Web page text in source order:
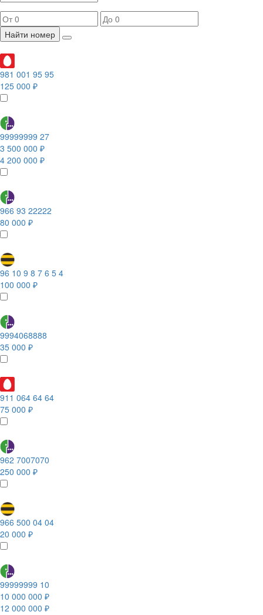
Найти номер
981 001 95 95
125 000 ₽
99999999 27
3 500 000 ₽
4 200 000 ₽
966 93 22222
80 000 ₽
96 10 9 8 7 6 5 4
100 000 ₽
9994068888
35 000 ₽
911 064 64 64
75 000 ₽
962 7007070
250 000 ₽
966 500 04 04
20 000 ₽
99999999 10
10 000 000 ₽
12 000 000 ₽